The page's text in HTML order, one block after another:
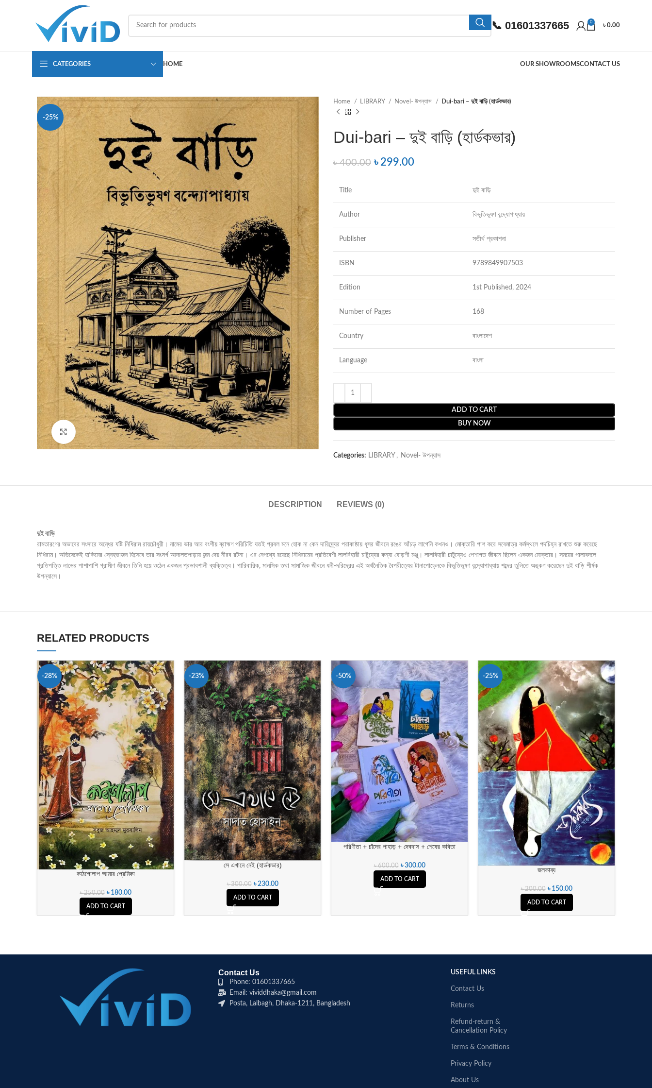
📞 01601337665 0
৳0.00
CATEGORIES HOME OUR SHOWROOMSCONTACT US
-25%
Click to enlarge
Home LIBRARY Novel- উপন্যাস Dui-bari – দুই বাড়ি (হার্ডকভার)
Dui-bari – দুই বাড়ি (হার্ডকভার)
৳400.00 ৳ 299.00
Title দুই বাড়ি
Author বিভূতিভূষণ বন্দ্যোপাধ্যায়
Publisher সতীর্থ প্রকাশনা
ISBN 9789849907503
Edition 1st Published, 2024
Number of Pages 168
Country বাংলাদেশ
Language বাংলা
ADD TO CART
BUY NOW
Categories: LIBRARY , Novel- উপন্যাস
DESCRIPTION REVIEWS (0)
দুই বাড়ি
রামতারণের অভাবের সংসারে অন্ধের যষ্টি নিধিরাম রায়চৌধুরী। নামের ভার আর বংশীয় ব্রাহ্মণ পরিচিতি যতই প্রবল মনে হোক না কেন দারিদ্র্যের পরাকাষ্ঠায় ধূসর জীবনে রঙের আঁচড় লাগেনি কখনও। মোক্তারি পাশ করে সবেমাত্র কর্মস্থলে পদচিহ্ন রাখতে শুরু করেছে
নিধিরাম। অভিষেকেই হাকিমের স্নেহভাজন হিসেবে তার সংসর্গ আদালতপাড়ায় জন্ম দেয় নীরব রটনা। এর নেপথ্যে রয়েছে নিধিরামের প্রতিবেশী লালবিহারী চাটুয্যের কন্যা ষোড়শী মঞ্জু। লালবিহারী চাটুয্যেও পেশাগত জীবনে ছিলেন একজন মোক্তার। সময়ের পালাবদলে
প্রতিপত্তি লাভের পাশাপাশি গ্রামীণ জীবনে তিনি হয়ে ওঠেন একজন প্রভাবশালী ব্যক্তিত্ব। পারিবারিক, মানসিক তথা সামাজিক জীবনে ধনী-দরিদ্রের এই অর্থনৈতিক বৈপরীত্যের টানাপোড়েনকে বিভূতিভূষণ বন্দ্যোপাধ্যায় শব্দের তুলিতে অঙ্কণ করেছেন দুই বাড়ি শীর্ষক
উপন্যাসে।
RELATED PRODUCTS
-28%
কাঠগোলাপ আমার প্রেমিকা
৳250.00 ৳ 180.00
ADD TO CART
-23%
সে এখানে নেই (হার্ডকভার)
৳300.00 ৳ 230.00
ADD TO CART
-50%
পরিণীতা + চাঁদের পাহাড় + দেবদাস + শেষের কবিতা
৳600.00 ৳300.00
ADD TO CART
-25%
জলকাব্য
৳200.00 ৳ 150.00
ADD TO CART
Contact Us
Phone: 01601337665
Email: vividdhaka@gmail.com
Posta, Lalbagh, Dhaka-1211, Bangladesh
USEFUL LINKS
Contact Us
Returns
Refund-return &
Cancellation Policy
Terms & Conditions
Privacy Policy
About Us